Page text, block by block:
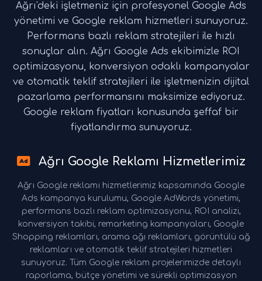
Ağrı'deki işletmeniz için profesyonel Google Ads
yönetimi ve Google reklam hizmetleri sunuyoruz.
Performans bazlı reklam stratejileri ile hızlı
sonuçlar alın. Ağrı Google Ads ekibimizle ROI
optimizasyonu, konversiyon odaklı kampanyalar
ve otomatik teklif stratejileri ile işletmenizin dijital
pazarlama performansını maksimize ediyoruz.
Google reklam fiyatları konusunda şeffaf bir
fiyatlandırma sunuyoruz.
Ağrı Google Reklamı Hizmetlerimiz
Ağrı Google reklamı hizmetlerimiz kapsamında Google
Ads kampanya kurulumu, Google AdWords yönetimi,
performans bazlı reklam optimizasyonu, ROI analizi,
konversiyon takibi, remarketing kampanyaları, Google
Shopping reklamları, arama ağı reklamları, görüntülü ağ
reklamları ve otomatik teklif stratejileri hizmetleri
sunuyoruz. Tüm Google reklam projelerimizde detaylı
raporlama, bütçe yönetimi ve sürekli optimizasyon